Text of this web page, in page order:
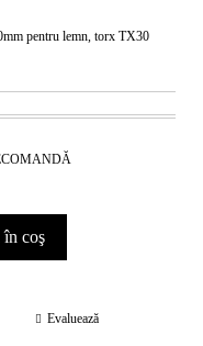
pentru lemn, torx TX30
Evaluează